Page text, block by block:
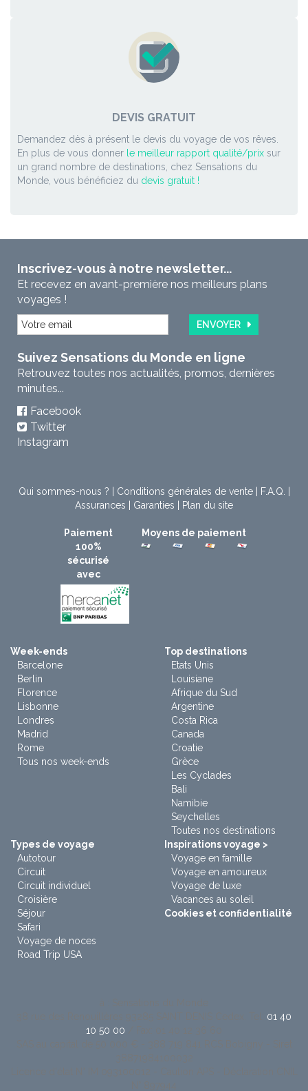
DEVIS GRATUIT
Demandez dès à présent le devis du voyage de vos rêves.
En plus de vous donner le meilleur rapport qualité/prix sur
un grand nombre de destinations, chez Sensations du
Monde, vous bénéficiez du devis gratuit !
Inscrivez-vous à notre newsletter...
Et recevez en avant-première nos meilleurs plans
voyages !
ENVOYER
Suivez Sensations du Monde en ligne
Retrouvez toutes nos actualités, promos, dernières
minutes...
Facebook
Twitter
Instagram
Qui sommes-nous ? Conditions générales de vente| F.A.Q.
Assurances
Garanties Plan du site
Paiement
100%
sécurisé
avec
Moyens de paiement
Week-ends
Barcelone
Berlin
Florence
Lisbonne
Londres
Madrid
Rome
Tous nos week-ends
Top destinations
Etats Unis
Louisiane
Afrique du Sud
Argentine
Costa Rica
Canada
Croatie
Grèce
Les Cyclades
Bali
Namibie
Seychelles
Toutes nos destinations
Types de voyage
Autotour
Circuit
Circuit individuel
Croisière
Séjour
Safari
Voyage de noces
Road Trip USA
Inspirations voyage >
Voyage en famille
Voyage en amoureux
Voyage de luxe
Vacances au soleil
Cookies et confidentialité
01 40
10 50 00